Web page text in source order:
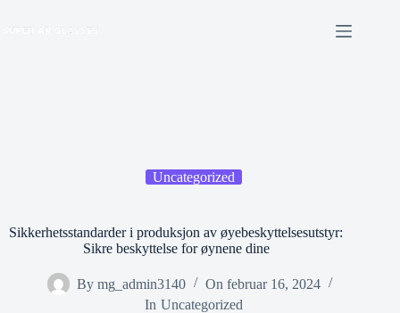
Uncategorized
Sikkerhetsstandarder i produksjon av øyebeskyttelsesutstyr:
Sikre beskyttelse for øynene dine
By mg_admin3140 On februar 16, 2024
In Uncategorized